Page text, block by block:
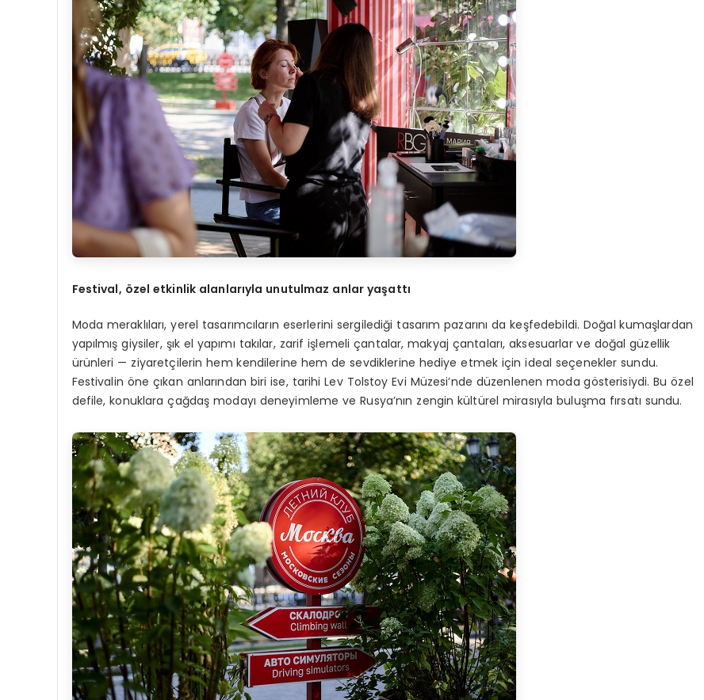
Festival, özel etkinlik alanlarıyla unutulmaz anlar yaşattı
Moda meraklıları, yerel tasarımcıların eserlerini sergilediği tasarım pazarını da keşfedebildi. Doğal kumaşlardan
yapılmış giysiler, şık el yapımı takılar, zarif işlemeli çantalar, makyaj çantaları, aksesuarlar ve doğal güzellik
ürünleri — ziyaretçilerin hem kendilerine hem de sevdiklerine hediye etmek için ideal seçenekler sundu.
Festivalin öne çıkan anlarından biri ise, tarihi Lev Tolstoy Evi Müzesi’nde düzenlenen moda gösterisiydi. Bu özel
defile, konuklara çağdaş modayı deneyimleme ve Rusya’nın zengin kültürel mirasıyla buluşma fırsatı sundu.